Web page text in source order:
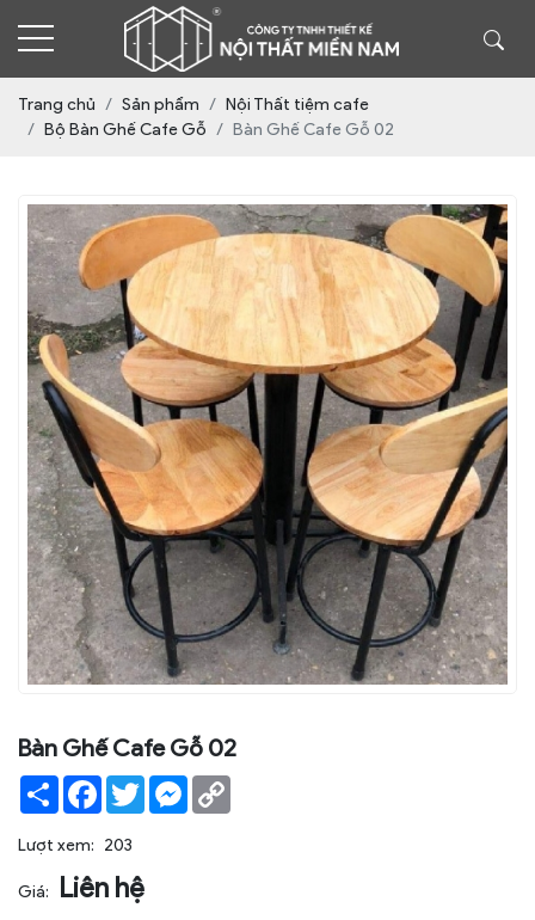
Trang chủ Sản phẩm
Nội Thất tiệm cafe
Bộ Bàn Ghế Cafe Gỗ
Bàn Ghế Cafe Gỗ 02
Bàn Ghế Cafe Gỗ 02
Share Facebook
TwitterMessenger
Lượt xem: 203
Giá: Liên hệ